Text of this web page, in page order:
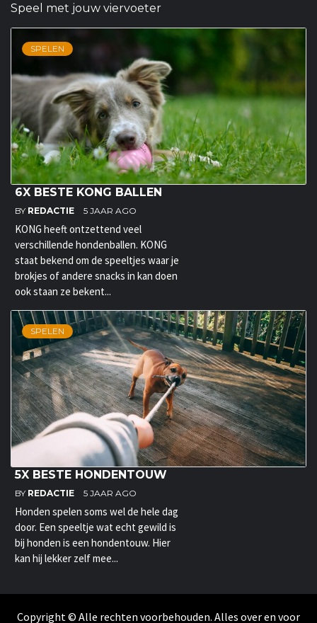
Speel met jouw viervoeter
SPELEN
6X BESTE KONG BALLEN
BY REDACTIE 5 JAAR AGO
KONG heeft ontzettend veel
verschillende hondenballen. KONG
staat bekend om de speeltjes waar je
brokjes of andere snacks in kan doen
ook staan ze bekent...
SPELEN
5X BESTE HONDENTOUW
BY REDACTIE 5 JAAR AGO
Honden spelen soms wel de hele dag
door. Een speeltje wat echt gewild is
bij honden is een hondentouw. Hier
kan hij lekker zelf mee...
Copyright © Alle rechten voorbehouden. Alles over en voor